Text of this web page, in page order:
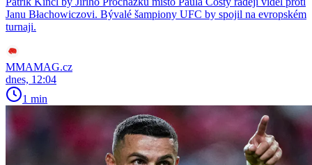
Janu Błachowiczovi. Bývalé šampiony UFC by spojil na evropském
turnaji.
MMAMAG.cz
dnes, 12:04
1 min